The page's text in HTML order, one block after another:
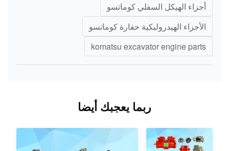
ثورة الثورة PC300-6
ثورة الثورة PC200-3
جهاز استشعار PC200-6
7861-93-4130
أجزاء الهيكل السفلي كوماتسو
الأجزاء الهيدروليكية حفارة كوماتسو
komatsu excavator engine parts
ربما يعجبك أيضا